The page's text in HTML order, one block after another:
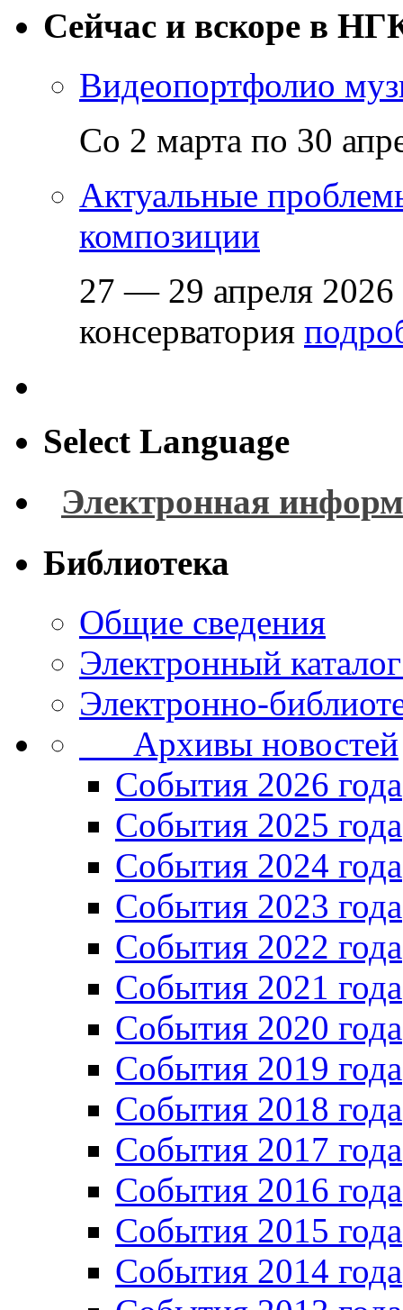
Сейчас и вскоре в
Видеопортфолио
Со 2 марта по 30
Актуальные
композиции
27 — 29 апреля 2026
консерватория
Select Language
Электронная
Библиотека
Общие сведения
Электронный
Электронно-
Архивы новостей
Cобытия 2026 года
События 2025 года
События 2024 года
События 2023 года
Cобытия 2022 года
Cобытия 2021 года
События 2020 года
События 2019 года
События 2018 года
События 2017 года
События 2016 года
События 2015 года
События 2014 года